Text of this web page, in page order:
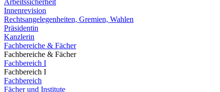
Arbeitssicherheit
Innenrevision
Rechtsangelegenheiten, Gremien, Wahlen
Präsidentin
Kanzlerin
Fachbereiche & Fächer
Fachbereiche & Fächer
Fachbereich I
Fachbereich I
Fachbereich
Fächer und Institute